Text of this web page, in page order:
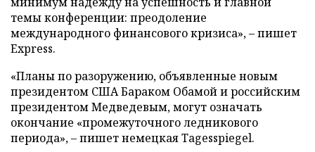
темы конференции: преодоление
международного финансового кризиса», – пишет
Express.
«Планы по разоружению, объявленные новым
президентом США Бараком Обамой и российским
президентом Медведевым, могут означать
окончание «промежуточного ледникового
периода», – пишет немецкая Tagesspiegel.